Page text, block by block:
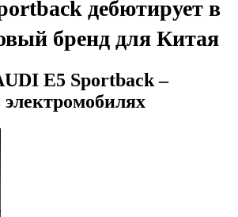
дебютирует в
бренд для Китая
E5 Sportback –